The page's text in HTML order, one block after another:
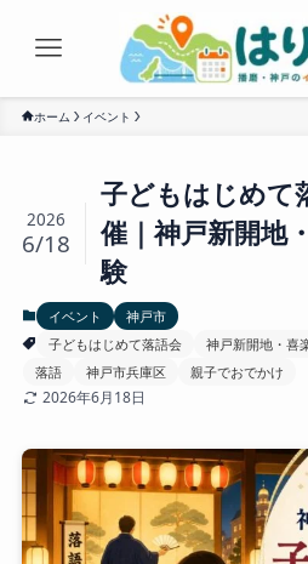
ホーム イベント
子どもはじめて
催｜神戸新開地
験
2026
6/18
イベント
神戸市
子どもはじめて落語会
神戸新開地・喜
落語
神戸市兵庫区 親子でおでかけ
2026年6月18日